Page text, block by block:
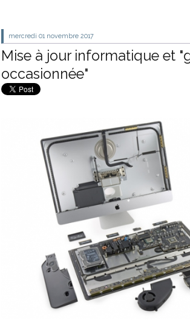
mercredi 01 novembre 2017
Mise à jour informatique et
occasionnée"